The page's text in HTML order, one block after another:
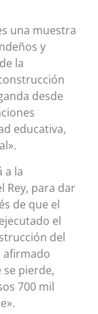
una muestra
y
la
desde
educativa,
a la
Rey, para dar
de que el
el
del
afirmado
pierde,
700 mil